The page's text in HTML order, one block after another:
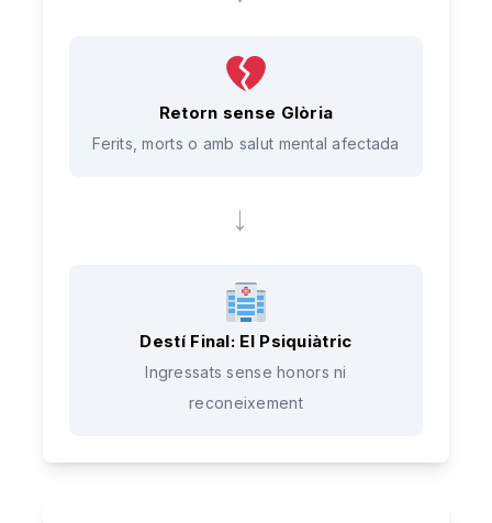
Retorn sense Glòria
Ferits, morts o amb salut mental afectada
→
Destí Final: El Psiquiàtric
Ingressats sense honors ni
reconeixement